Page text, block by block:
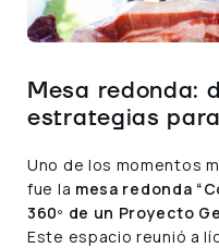
Mesa redonda:
estrategias
Uno de los momentos
fue la mesa redonda
360º de un Proyecto
Este espacio reunió a